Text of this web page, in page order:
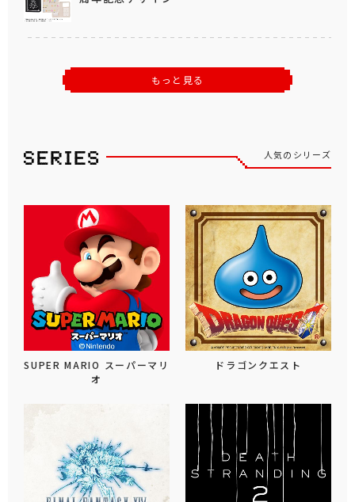
もっと見る
人気のシリーズ
SUPER MARIO スーパーマリ
オ
ドラゴンクエスト